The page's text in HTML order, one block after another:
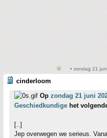
• zondag 21
cinderloom
Op zondag 21 juni
Geschiedkundige het
[..]
Jep overwegen we serieus.